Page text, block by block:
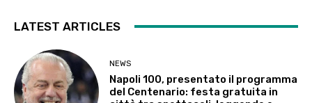
LATEST ARTICLES
NEWS
Napoli 100, presentato il programma
del Centenario: festa gratuita in